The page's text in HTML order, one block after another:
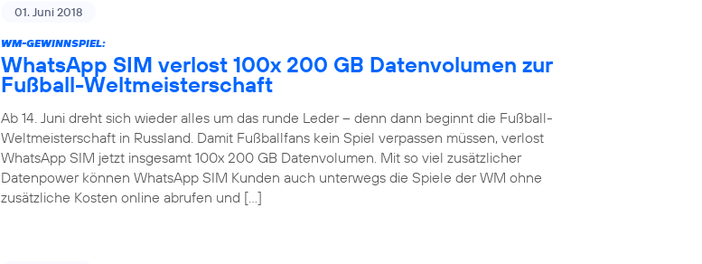
01. Juni 2018
WM-GEWINNSPIEL:
WhatsApp SIM verlost 100x 200 GB Datenvolumen zur
Fußball-Weltmeisterschaft
Ab 14. Juni dreht sich wieder alles um das runde Leder – denn dann beginnt die Fußball-
Weltmeisterschaft in Russland. Damit Fußballfans kein Spiel verpassen müssen, verlost
WhatsApp SIM jetzt insgesamt 100x 200 GB Datenvolumen. Mit so viel zusätzlicher
Datenpower können WhatsApp SIM Kunden auch unterwegs die Spiele der WM ohne
zusätzliche Kosten online abrufen und […]